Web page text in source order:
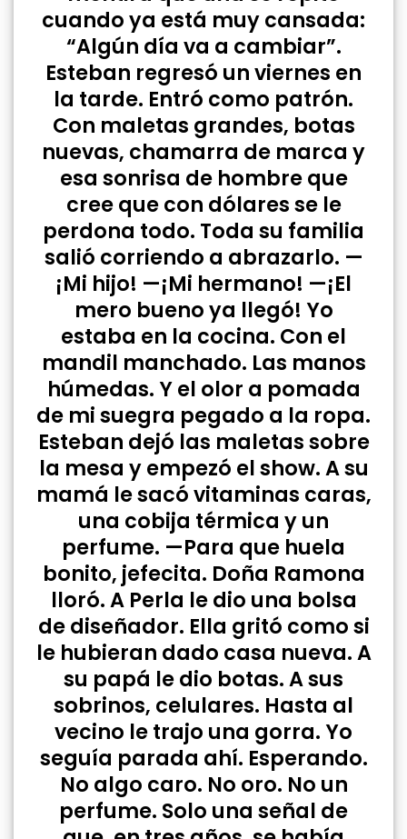
cuando ya está muy cansada:
“Algún día va a cambiar”.
Esteban regresó un viernes en
la tarde. Entró como patrón.
Con maletas grandes, botas
nuevas, chamarra de marca y
esa sonrisa de hombre que
cree que con dólares se le
perdona todo. Toda su familia
salió corriendo a abrazarlo. —
¡Mi hijo! —¡Mi hermano! —¡El
mero bueno ya llegó! Yo
estaba en la cocina. Con el
mandil manchado. Las manos
húmedas. Y el olor a pomada
de mi suegra pegado a la ropa.
Esteban dejó las maletas sobre
la mesa y empezó el show. A su
mamá le sacó vitaminas caras,
una cobija térmica y un
perfume. —Para que huela
bonito, jefecita. Doña Ramona
lloró. A Perla le dio una bolsa
de diseñador. Ella gritó como si
le hubieran dado casa nueva. A
su papá le dio botas. A sus
sobrinos, celulares. Hasta al
vecino le trajo una gorra. Yo
seguía parada ahí. Esperando.
No algo caro. No oro. No un
perfume. Solo una señal de